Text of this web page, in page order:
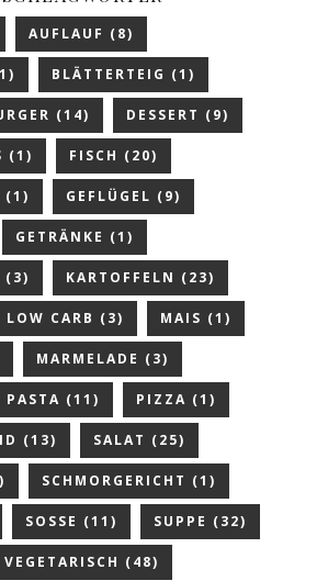
AUFLAUF (8)
BLÄTTERTEIG (1)
(14) DESSERT (9)
(1) FISCH (20)
(1) GEFLÜGEL (9)
GETRÄNKE (1)
(3) KARTOFFELN (23)
LOW CARB (3) MAIS (1)
MARMELADE (3)
PASTA (11) PIZZA (1)
(13) SALAT (25)
SCHMORGERICHT (1)
SOSSE (11) SUPPE (32)
VEGETARISCH (48)